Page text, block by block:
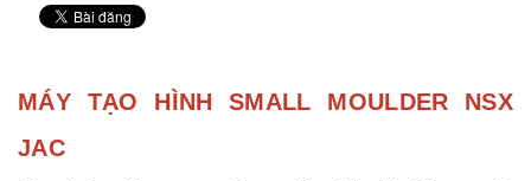
MÁY TẠO HÌNH SMALL MOULDER NSX
JAC